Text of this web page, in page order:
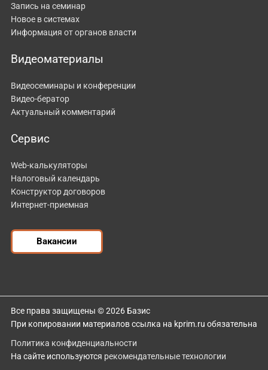
Запись на семинар
Новое в системах
Информация от органов власти
Видеоматериалы
Видеосеминары и конференции
Видео-бератор
Актуальный комментарий
Сервис
Web-калькуляторы
Налоговый календарь
Конструктор договоров
Интернет-приемная
Вакансии
Все права защищены © 2026 Базис
При копировании материалов ссылка на kprim.ru обязательна
Политика конфиденциальности
На сайте используются рекомендательные технологии